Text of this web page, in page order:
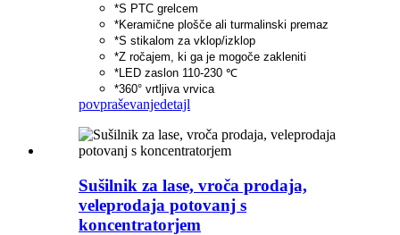
*S PTC grelcem
*Keramične plošče ali turmalinski premaz
*S stikalom za vklop/izklop
*Z ročajem, ki ga je mogoče zakleniti
*LED zaslon 110-230 ℃
*360° vrtljiva vrvica
povpraševanjedetajl
Sušilnik za lase, vroča prodaja,
veleprodaja potovanj s
koncentratorjem